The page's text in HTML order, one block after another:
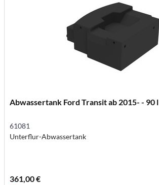
Abwassertank Ford Transit ab 2015- - 90 l
61081
Unterflur-Abwassertank
361,00 €